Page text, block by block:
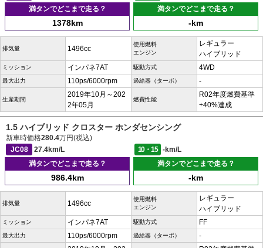
満タンでどこまで走る？
1378km
満タンでどこまで走る？
-km
排気量 1496cc
使用燃料
エンジン
レギュラー
ハイブリッド
ミッション インパネ7AT 駆動方式 4WD
最大出力 110ps/6000rpm 過給器（ターボ） -
生産期間
2019年10月～202
2年05月
燃費性能
R02年度燃費基準
+40%達成
1.5 ハイブリッド クロスター ホンダセンシング
新車時価格280.4万円(税込)
JC08
27.4km/L 10・15
-km/L
満タンでどこまで走る？
986.4km
満タンでどこまで走る？
-km
排気量 1496cc
使用燃料
エンジン
レギュラー
ハイブリッド
ミッション インパネ7AT 駆動方式 FF
最大出力 110ps/6000rpm 過給器（ターボ）
-